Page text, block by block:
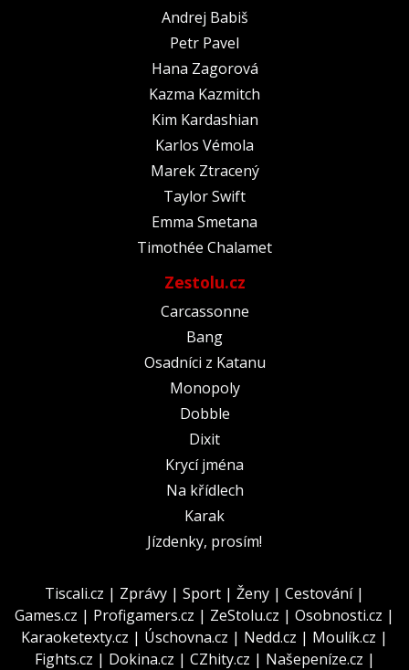
Andrej Babiš
Petr Pavel
Hana Zagorová
Kazma Kazmitch
Kim Kardashian
Karlos Vémola
Marek Ztracený
Taylor Swift
Emma Smetana
Timothée Chalamet
Zestolu.cz
Carcassonne
Bang
Osadníci z Katanu
Monopoly
Dobble
Dixit
Krycí jména
Na křídlech
Karak
Jízdenky, prosím!
Tiscali.cz | Zprávy | Sport | Ženy | Cestování|
Games.cz | Profigamers.cz | ZeStolu.cz | Osobnosti.cz |
Karaoketexty.cz | Úschovna.cz | Nedd.cz | Moulík.cz |
Fights.cz | Dokina.cz | CZhity.cz | Našepeníze.cz |